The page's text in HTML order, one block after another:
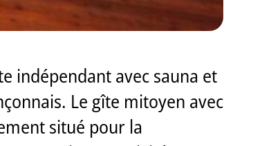
indépendant avec sauna et
Le gîte mitoyen avec
situé pour la